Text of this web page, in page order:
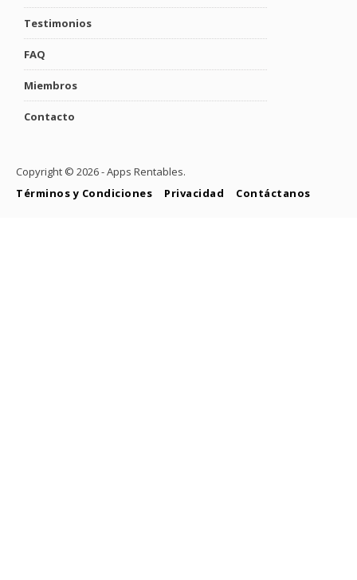
Testimonios
FAQ
Miembros
Contacto
Copyright © 2026 - Apps Rentables.
Términos y Condiciones
Privacidad Contáctanos